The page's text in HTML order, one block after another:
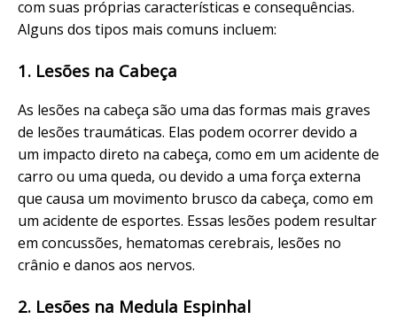
com suas próprias características e consequências.
Alguns dos tipos mais comuns incluem:
1. Lesões na Cabeça
As lesões na cabeça são uma das formas mais graves
de lesões traumáticas. Elas podem ocorrer devido a
um impacto direto na cabeça, como em um acidente de
carro ou uma queda, ou devido a uma força externa
que causa um movimento brusco da cabeça, como em
um acidente de esportes. Essas lesões podem resultar
em concussões, hematomas cerebrais, lesões no
crânio e danos aos nervos.
2. Lesões na Medula Espinhal